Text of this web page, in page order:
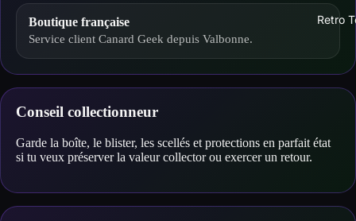
Retro
Boutique française
Service client Canard Geek depuis Valbonne.
Conseil collectionneur
Garde la boîte, le blister, les scellés et protections en parfait état
si tu veux préserver la valeur collector ou exercer un retour.